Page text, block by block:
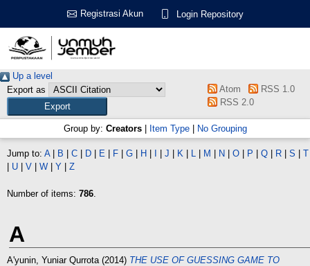
Registrasi Akun Login Repository
Up a level
Export as
Atom
RSS 1.0
RSS 2.0
Group by: Creators| Item Type| No Grouping
Jump to: A| B C D E F G H J K L M N O P Q R S
T
U V W Y Z
Number of items: 786.
A
A'yunin, Yuniar Qurrota(2014) THE USE OF GUESSING GAME TO